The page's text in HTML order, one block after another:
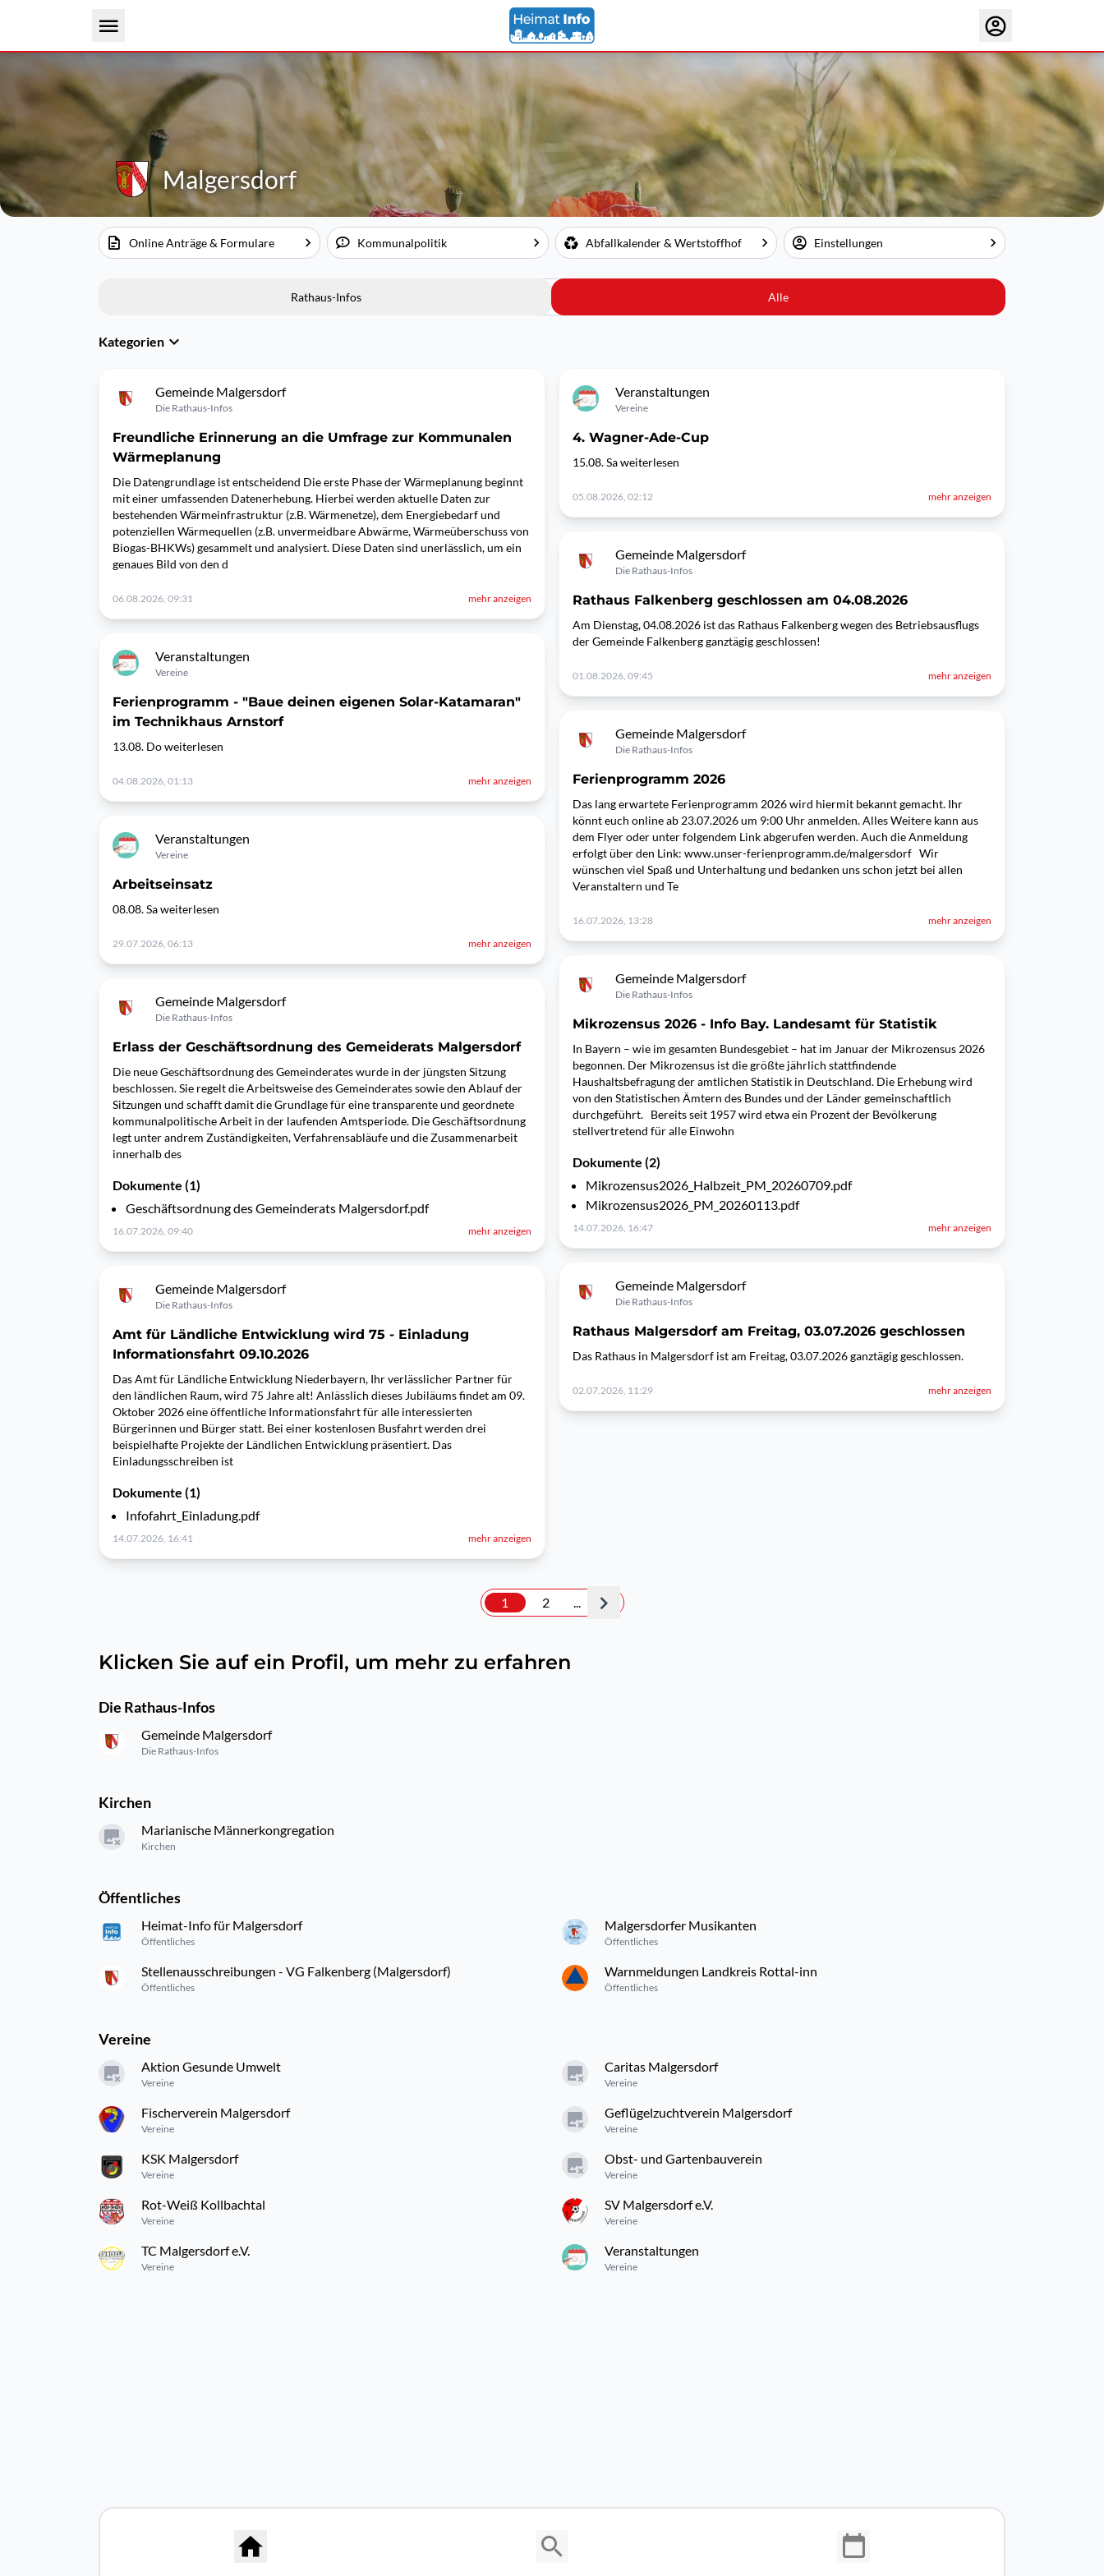
Malgersdorf
Online Anträge & Formulare Kommunalpolitik Abfallkalender & Wertstoffhof Einstellungen
Rathaus-Infos Alle
Kategorien
Gemeinde Malgersdorf
Die Rathaus-Infos
Freundliche Erinnerung an die Umfrage zur Kommunalen
Wärmeplanung
Die Datengrundlage ist entscheidend Die erste Phase der Wärmeplanung beginnt
mit einer umfassenden Datenerhebung. Hierbei werden aktuelle Daten zur
bestehenden Wärmeinfrastruktur (z.B. Wärmenetze), dem Energiebedarf und
potenziellen Wärmequellen (z.B. unvermeidbare Abwärme, Wärmeüberschuss von
Biogas-BHKWs) gesammelt und analysiert. Diese Daten sind unerlässlich, um ein
genaues Bild von den d
06.08.2026, 09:31 mehr anzeigen
Veranstaltungen
Vereine
Ferienprogramm - "Baue deinen eigenen Solar-Katamaran"
im Technikhaus Arnstorf
13.08. Do weiterlesen
04.08.2026, 01:13 mehr anzeigen
Veranstaltungen
Vereine
Arbeitseinsatz
08.08. Sa weiterlesen
29.07.2026, 06:13 mehr anzeigen
Gemeinde Malgersdorf
Die Rathaus-Infos
Erlass der Geschäftsordnung des Gemeiderats Malgersdorf
Die neue Geschäftsordnung des Gemeinderates wurde in der jüngsten Sitzung
beschlossen. Sie regelt die Arbeitsweise des Gemeinderates sowie den Ablauf der
Sitzungen und schafft damit die Grundlage für eine transparente und geordnete
kommunalpolitische Arbeit in der laufenden Amtsperiode. Die Geschäftsordnung
legt unter andrem Zuständigkeiten, Verfahrensabläufe und die Zusammenarbeit
innerhalb des
Dokumente (1)
Geschäftsordnung des Gemeinderats Malgersdorf.pdf
16.07.2026, 09:40 mehr anzeigen
Gemeinde Malgersdorf
Die Rathaus-Infos
Amt für Ländliche Entwicklung wird 75 - Einladung
Informationsfahrt 09.10.2026
Das Amt für Ländliche Entwicklung Niederbayern, Ihr verlässlicher Partner für
den ländlichen Raum, wird 75 Jahre alt! Anlässlich dieses Jubiläums findet am 09.
Oktober 2026 eine öffentliche Informationsfahrt für alle interessierten
Bürgerinnen und Bürger statt. Bei einer kostenlosen Busfahrt werden drei
beispielhafte Projekte der Ländlichen Entwicklung präsentiert. Das
Einladungsschreiben ist
Dokumente (1)
Infofahrt_Einladung.pdf
14.07.2026, 16:41 mehr anzeigen
Veranstaltungen
Vereine
4. Wagner-Ade-Cup
15.08. Sa weiterlesen
05.08.2026, 02:12 mehr anzeigen
Gemeinde Malgersdorf
Die Rathaus-Infos
Rathaus Falkenberg geschlossen am 04.08.2026
Am Dienstag, 04.08.2026 ist das Rathaus Falkenberg wegen des Betriebsausflugs
der Gemeinde Falkenberg ganztägig geschlossen!
01.08.2026, 09:45 mehr anzeigen
Gemeinde Malgersdorf
Die Rathaus-Infos
Ferienprogramm 2026
Das lang erwartete Ferienprogramm 2026 wird hiermit bekannt gemacht. Ihr
könnt euch online ab 23.07.2026 um 9:00 Uhr anmelden. Alles Weitere kann aus
dem Flyer oder unter folgendem Link abgerufen werden. Auch die Anmeldung
erfolgt über den Link: www.unser-ferienprogramm.de/malgersdorf Wir
wünschen viel Spaß und Unterhaltung und bedanken uns schon jetzt bei allen
Veranstaltern und Te
16.07.2026, 13:28 mehr anzeigen
Gemeinde Malgersdorf
Die Rathaus-Infos
Mikrozensus 2026 - Info Bay. Landesamt für Statistik
In Bayern – wie im gesamten Bundesgebiet – hat im Januar der Mikrozensus 2026
begonnen. Der Mikrozensus ist die größte jährlich stattfindende
Haushaltsbefragung der amtlichen Statistik in Deutschland. Die Erhebung wird
von den Statistischen Ämtern des Bundes und der Länder gemeinschaftlich
durchgeführt. Bereits seit 1957 wird etwa ein Prozent der Bevölkerung
stellvertretend für alle Einwohn
Dokumente (2)
Mikrozensus2026_Halbzeit_PM_20260709.pdf
Mikrozensus2026_PM_20260113.pdf
14.07.2026, 16:47 mehr anzeigen
Gemeinde Malgersdorf
Die Rathaus-Infos
Rathaus Malgersdorf am Freitag, 03.07.2026 geschlossen
Das Rathaus in Malgersdorf ist am Freitag, 03.07.2026 ganztägig geschlossen.
02.07.2026, 11:29 mehr anzeigen
1 2 ...
Klicken Sie auf ein Profil, um mehr zu erfahren
Die Rathaus-Infos
Gemeinde Malgersdorf
Die Rathaus-Infos
Kirchen
Marianische Männerkongregation
Kirchen
Öffentliches
Heimat-Info für Malgersdorf
Öffentliches
Malgersdorfer Musikanten
Öffentliches
Stellenausschreibungen - VG Falkenberg (Malgersdorf)
Öffentliches
Warnmeldungen Landkreis Rottal-inn
Öffentliches
Vereine
Aktion Gesunde Umwelt
Vereine
Caritas Malgersdorf
Vereine
Fischerverein Malgersdorf
Vereine
Geflügelzuchtverein Malgersdorf
Vereine
KSK Malgersdorf
Vereine
Obst- und Gartenbauverein
Vereine
Rot-Weiß Kollbachtal
Vereine
SV Malgersdorf e.V.
Vereine
TC Malgersdorf e.V.
Vereine
Veranstaltungen
Vereine